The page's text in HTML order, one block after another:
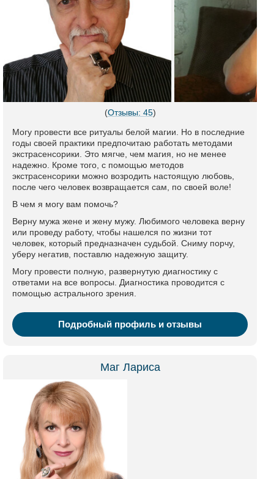
(Отзывы: 45)
Могу провести все ритуалы белой магии. Но в последние
годы своей практики предпочитаю работать методами
экстрасенсорики. Это мягче, чем магия, но не менее
надежно. Кроме того, с помощью методов
экстрасенсорики можно возродить настоящую любовь,
после чего человек возвращается сам, по своей воле!
В чем я могу вам помочь?
Верну мужа жене и жену мужу. Любимого человека верну
или проведу работу, чтобы нашелся по жизни тот
человек, который предназначен судьбой. Сниму порчу,
уберу негатив, поставлю надежную защиту.
Могу провести полную, развернутую диагностику с
ответами на все вопросы. Диагностика проводится с
помощью астрального зрения.
Подробный профиль и отзывы
Маг Лариса